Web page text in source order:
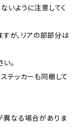
いように注意してく
が、リアの部部分は
。
ステッカーも同梱して
異なる場合がありま